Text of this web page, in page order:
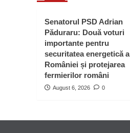
Senatorul PSD Adrian
Păduraru: Două voturi
importante pentru
securitatea energetică a
României și protejarea
fermierilor români
August 6, 2026 0